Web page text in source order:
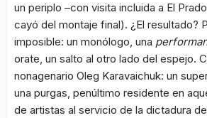
un periplo –con visita incluida a El
cayó del montaje final). ¿El resultado?
imposible: un monólogo, una
orate, un salto al otro lado del espejo.
nonagenario Oleg Karavaichuk: un
una purgas, penúltimo residente en
de artistas al servicio de la dictadura